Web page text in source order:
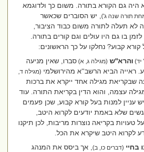
גם הקורא בתורה. משום כך ולדוגמא
תורה שנה ג') , יש הסוברים שכאשר
תעלה לתורה משום כבוד הציבור,
בו גם היו עולים וגם קורים בתורה.
קבוע? נחלקו על כך הראשונים:
והרא''ש (מגילה ג, א) סברו, שאין מניעה
ראייה הביא הרשב''א מהירושלמי(מגילה ד,
מגילה אחד ייקרא את ברכות
עצמה, והוא הדין בקריאת התורה. עוד
למנות בעל קורא קבוע, שכן פעמים
שלא באמת יודעים לקרוא היטב,
בקריאה נוצרות מריבות, לכן תיקנו
לקרוא היטב שיקרא את הכל.
(דברים כו, ב) , אך ביסס את המנהג